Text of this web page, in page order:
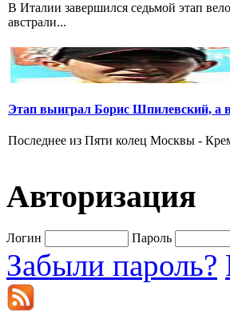
В Италии завершился седьмой этап
австрали...
Этап выиграл Борис Шпилевский, а
Последнее из Пяти колец Москвы -
Авторизация
Логин Пароль
Забыли пароль?